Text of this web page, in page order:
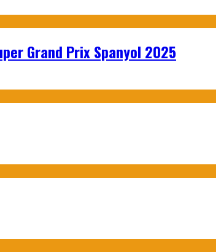
Grand Prix Spanyol 2025